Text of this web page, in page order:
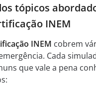
tópicos
INEM
INEM cobrem
Cada
que vale a pena